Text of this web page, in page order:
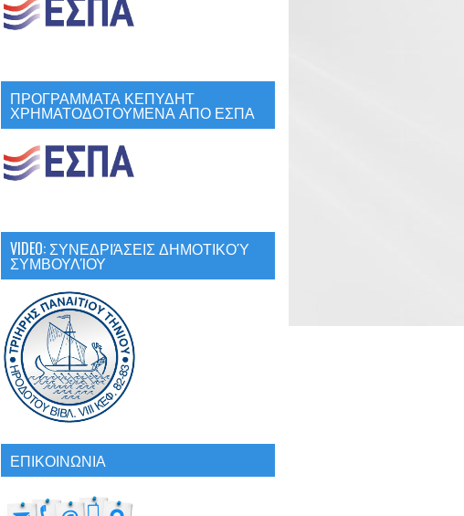
ΠΡΟΓΡΑΜΜΑΤΑ ΚΕΠΥΔΗΤ
ΧΡΗΜΑΤΟΔΟΤΟΥΜΕΝΑ ΑΠΟ ΕΣΠΑ
VIDEO: ΣΥΝΕΔΡΙΆΣΕΙΣ ΔΗΜΟΤΙΚΟΎ
ΣΥΜΒΟΥΛΊΟΥ
ΕΠΙΚΟΙΝΩΝΙΑ